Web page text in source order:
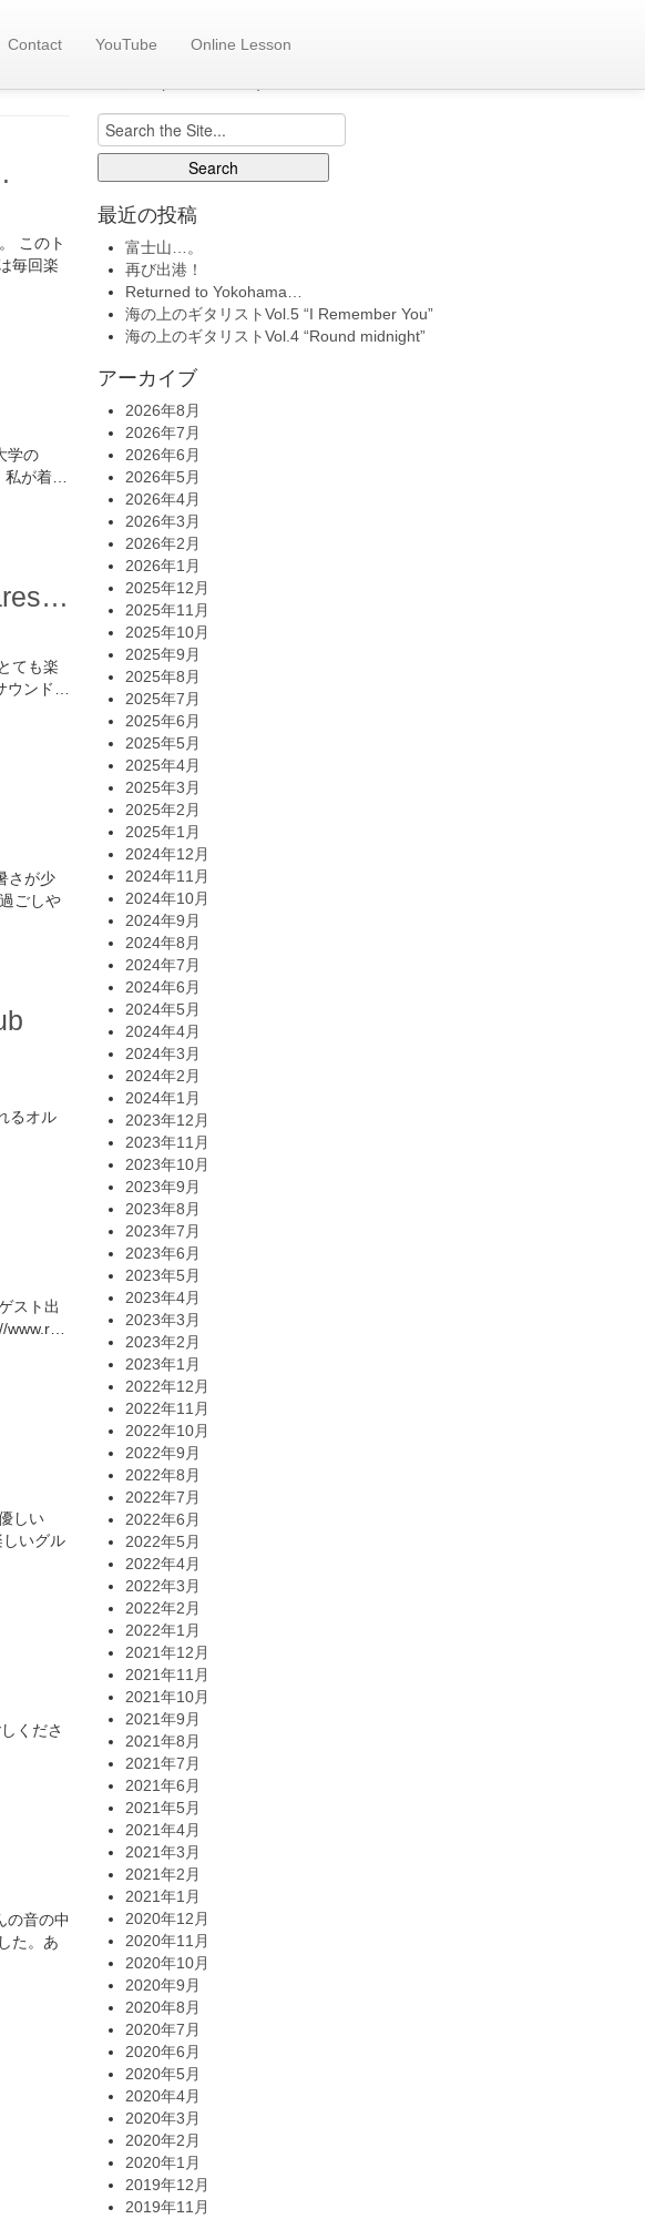
Contact YouTube Online Lesson
このト
毎回楽
学の
が着…
ても楽
ウンド…
さが少
ごしや
るオル
スト出
www.r…
しい
いグル
くださ
の音の中
た。あ
旧いも日記へ
Search
for:
最近の投稿
富士山…。
再び出港！
Returned to Yokohama…
海の上のギタリストVol.5 “I Remember You”
海の上のギタリストVol.4 “Round midnight”
アーカイブ
2026年8月
2026年7月
2026年6月
2026年5月
2026年4月
2026年3月
2026年2月
2026年1月
2025年12月
2025年11月
2025年10月
2025年9月
2025年8月
2025年7月
2025年6月
2025年5月
2025年4月
2025年3月
2025年2月
2025年1月
2024年12月
2024年11月
2024年10月
2024年9月
2024年8月
2024年7月
2024年6月
2024年5月
2024年4月
2024年3月
2024年2月
2024年1月
2023年12月
2023年11月
2023年10月
2023年9月
2023年8月
2023年7月
2023年6月
2023年5月
2023年4月
2023年3月
2023年2月
2023年1月
2022年12月
2022年11月
2022年10月
2022年9月
2022年8月
2022年7月
2022年6月
2022年5月
2022年4月
2022年3月
2022年2月
2022年1月
2021年12月
2021年11月
2021年10月
2021年9月
2021年8月
2021年7月
2021年6月
2021年5月
2021年4月
2021年3月
2021年2月
2021年1月
2020年12月
2020年11月
2020年10月
2020年9月
2020年8月
2020年7月
2020年6月
2020年5月
2020年4月
2020年3月
2020年2月
2020年1月
2019年12月
2019年11月